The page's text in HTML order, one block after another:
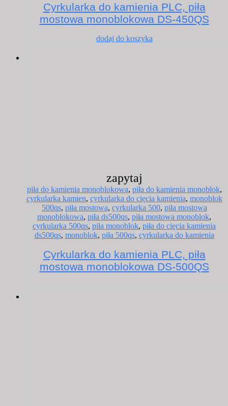
Cyrkularka do kamienia PLC, piła
mostowa monoblokowa DS-450QS
dodaj do koszyka
zapytaj
piła do kamienia monoblokowa, piła do kamienia monoblok,
cyrkularka kamien, cyrkularka do cięcia kamienia, monoblok
500qs, piła mostowa, cyrkularka 500, piła mostowa
monoblokowa, piła ds500qs, piła mostowa monoblok,
cyrkularka 500qs, piła monoblok, piła do cięcia kamienia
ds500qs, monoblok, piła 500qs, cyrkularka do kamienia
Cyrkularka do kamienia PLC, piła
mostowa monoblokowa DS-500QS